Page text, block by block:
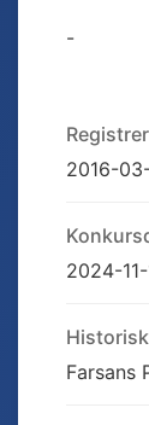
-
2016-
2024-11-
Farsans